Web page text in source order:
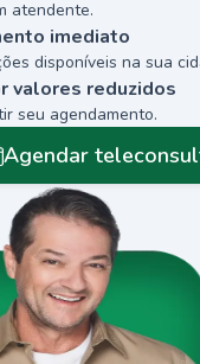
atendente.
imediato
disponíveis na sua
valores reduzidos
seu agendamento.
Agendar